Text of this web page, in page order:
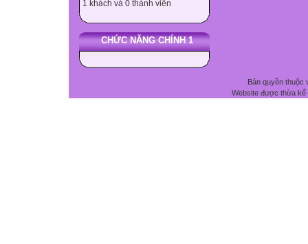
1 khách và 0 thành viên
CHỨC NĂNG CHÍNH 1
Bản quyền thuộc
Website được thừa